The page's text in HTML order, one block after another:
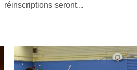
réinscriptions seront...